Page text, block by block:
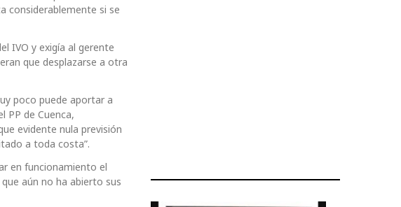
considerablemente si se
IVO y exigía al gerente
que desplazarse a otra
poco puede aportar a
PP de Cuenca,
evidente nula previsión
a toda costa”.
en funcionamiento el
aún no ha abierto sus